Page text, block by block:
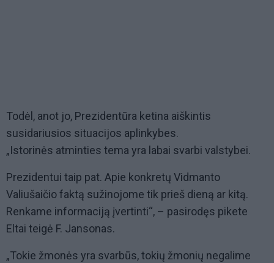
Todėl, anot jo, Prezidentūra ketina aiškintis
susidariusios situacijos aplinkybes.
„Istorinės atminties tema yra labai svarbi valstybei.
Prezidentui taip pat. Apie konkretų Vidmanto
Valiušaičio faktą sužinojome tik prieš dieną ar kitą.
Renkame informaciją įvertinti“, – pasirodęs pikete
Eltai teigė F. Jansonas.
„Tokie žmonės yra svarbūs, tokių žmonių negalime